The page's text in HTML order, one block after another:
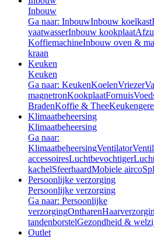
Inbouw
Ga naar: InbouwInbouw koelkast
vaatwasserInbouw kookplaat
KoffiemachineInbouw oven &
kraan
Keuken
Keuken
Ga naar: KeukenKoelenVriezer
magnetronKookplaatFornuis
BradenKoffie & Thee
Klimaatbeheersing
Klimaatbeheersing
Ga naar:
KlimaatbeheersingVentilator
accessoiresLuchtbevochtiger
kachelSfeerhaardMobiele airco
Persoonlijke verzorging
Persoonlijke verzorging
Ga naar: Persoonlijke
verzorgingOntharen
tandenborstelGezondheid &
Outlet